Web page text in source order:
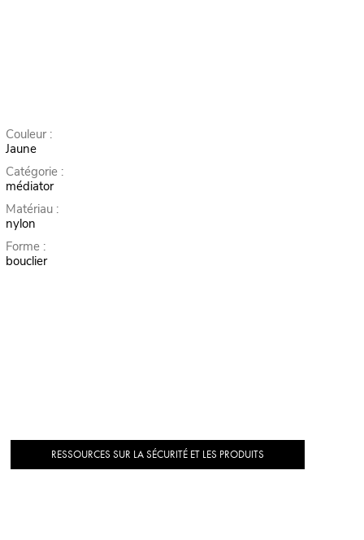
Couleur :
Jaune
Catégorie :
médiator
Matériau :
nylon
Forme :
bouclier
RESSOURCES SUR LA SÉCURITÉ ET LES PRODUITS